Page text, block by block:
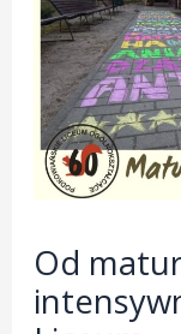
Od